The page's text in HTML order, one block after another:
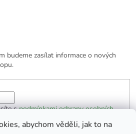
abychom věděli, jak to na
budeme zasílat informace o nových
spodmínkami ochrany osobních